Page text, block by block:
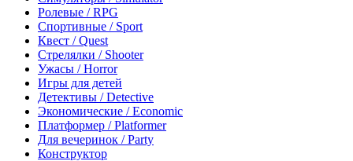
Ролевые / RPG
Спортивные / Sport
Квест / Quest
Стрелялки / Shooter
Ужасы / Horror
Игры для детей
Детективы / Detective
Экономические / Economic
Платформер / Platformer
Для вечеринок / Party
Конструктор